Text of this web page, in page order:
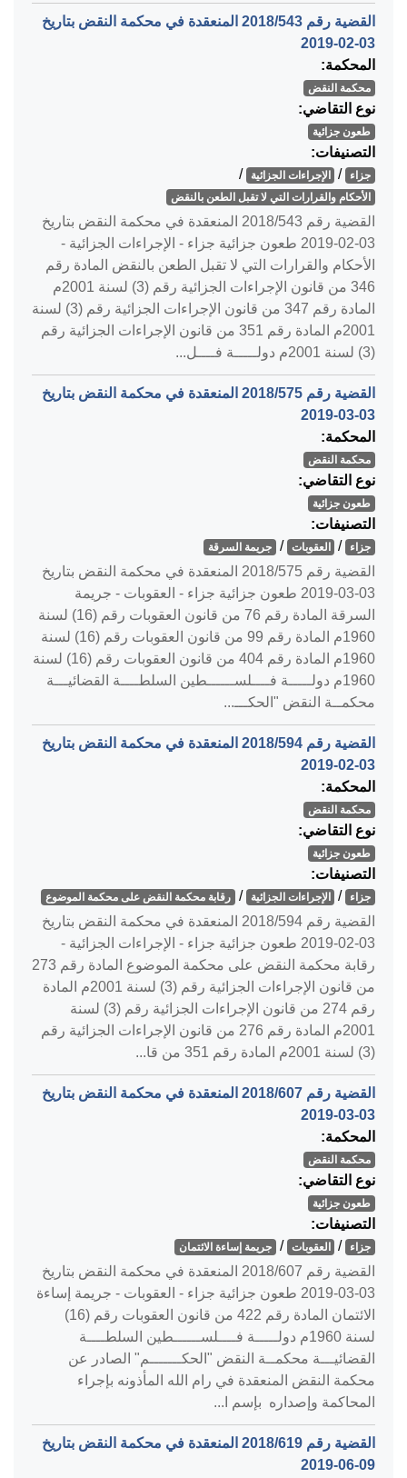
القضية رقم ‎543‏/‎2018‏ المنعقدة في محكمة النقض بتاريخ
‎2019-02-03‏
المحكمة:
محكمة النقض
نوع التقاضي:
طعون جزائية
التصنيفات:
جزاء / الإجراءات الجزائية /
الأحكام والقرارات التي لا تقبل الطعن بالنقض
القضية رقم ‎543‏/‎2018‏ المنعقدة في محكمة النقض بتاريخ
‎2019-02-03‏ طعون جزائية جزاء - الإجراءات الجزائية -
الأحكام والقرارات التي لا تقبل الطعن بالنقض المادة رقم
346 من قانون الإجراءات الجزائية رقم (3) لسنة 2001م
المادة رقم 347 من قانون الإجراءات الجزائية رقم (3) لسنة
2001م المادة رقم 351 من قانون الإجراءات الجزائية رقم
(3) لسنة 2001م دولـــــة فــــل...
القضية رقم ‎575‏/‎2018‏ المنعقدة في محكمة النقض بتاريخ
‎2019-03-03‏
المحكمة:
محكمة النقض
نوع التقاضي:
طعون جزائية
التصنيفات:
جزاء / العقوبات / جريمة السرقة
القضية رقم ‎575‏/‎2018‏ المنعقدة في محكمة النقض بتاريخ
‎2019-03-03‏ طعون جزائية جزاء - العقوبات - جريمة
السرقة المادة رقم 76 من قانون العقوبات رقم (16) لسنة
1960م المادة رقم 99 من قانون العقوبات رقم (16) لسنة
1960م المادة رقم 404 من قانون العقوبات رقم (16) لسنة
1960م دولـــــة فــــلســــــطين السلطــــة القضائيـــة
محكمــة النقض "الحكـــ...
القضية رقم ‎594‏/‎2018‏ المنعقدة في محكمة النقض بتاريخ
‎2019-02-03‏
المحكمة:
محكمة النقض
نوع التقاضي:
طعون جزائية
التصنيفات:
جزاء / الإجراءات الجزائية / رقابة محكمة النقض على محكمة الموضوع
القضية رقم ‎594‏/‎2018‏ المنعقدة في محكمة النقض بتاريخ
‎2019-02-03‏ طعون جزائية جزاء - الإجراءات الجزائية -
رقابة محكمة النقض على محكمة الموضوع المادة رقم 273
من قانون الإجراءات الجزائية رقم (3) لسنة 2001م المادة
رقم 274 من قانون الإجراءات الجزائية رقم (3) لسنة
2001م المادة رقم 276 من قانون الإجراءات الجزائية رقم
(3) لسنة 2001م المادة رقم 351 من قا...
القضية رقم ‎607‏/‎2018‏ المنعقدة في محكمة النقض بتاريخ
‎2019-03-03‏
المحكمة:
محكمة النقض
نوع التقاضي:
طعون جزائية
التصنيفات:
جزاء / العقوبات / جريمة إساءة الائتمان
القضية رقم ‎607‏/‎2018‏ المنعقدة في محكمة النقض بتاريخ
‎2019-03-03‏ طعون جزائية جزاء - العقوبات - جريمة إساءة
الائتمان المادة رقم 422 من قانون العقوبات رقم (16)
لسنة 1960م دولـــــة فــــلســــــطين السلطــــة
القضائيـــة محكمــة النقض "الحكـــــــم" الصادر عن
محكمة النقض المنعقدة في رام الله المأذونه بإجراء
المحاكمة وإصداره بإسم ا...
القضية رقم ‎619‏/‎2018‏ المنعقدة في محكمة النقض بتاريخ
‎2019-06-09‏